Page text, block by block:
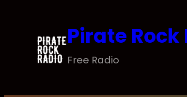
contenido
Pirate Rock
Free Radio